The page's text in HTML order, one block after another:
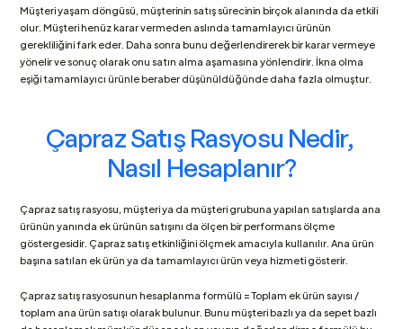
Müşteri yaşam döngüsü, müşterinin satış sürecinin birçok alanında da etkili
olur. Müşteri henüz karar vermeden aslında tamamlayıcı ürünün
gerekliliğini fark eder. Daha sonra bunu değerlendirerek bir karar vermeye
yönelir ve sonuç olarak onu satın alma aşamasına yönlendirir. İkna olma
eşiği tamamlayıcı ürünle beraber düşünüldüğünde daha fazla olmuştur.
Çapraz Satış Rasyosu Nedir,
Nasıl Hesaplanır?
Çapraz satış rasyosu, müşteri ya da müşteri grubuna yapılan satışlarda ana
ürünün yanında ek ürünün satışını da ölçen bir performans ölçme
göstergesidir. Çapraz satış etkinliğini ölçmek amacıyla kullanılır. Ana ürün
başına satılan ek ürün ya da tamamlayıcı ürün veya hizmeti gösterir.
Çapraz satış rasyosunun hesaplanma formülü = Toplam ek ürün sayısı /
toplam ana ürün satışı olarak bulunur. Bunu müşteri bazlı ya da sepet bazlı